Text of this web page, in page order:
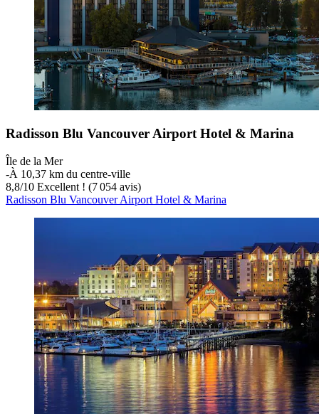
Radisson Blu Vancouver Airport Hotel & Marina
Île de la Mer
‐À 10,37 km du centre-ville
8,8/10 Excellent ! (7 054 avis)
Radisson Blu Vancouver Airport Hotel & Marina